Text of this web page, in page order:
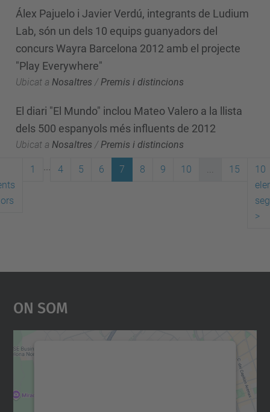
Álex Pajuelo i Javier Verdú, integrants de Ludium
Lab, són un dels 10 equips guanyadors del
concurs Wayra Barcelona 2012 amb el projecte
"Play Everywhere"
Ubicat a Nosaltres / Premis i distincions
El diari "El Mundo" inclou Mateo Valero a la llista
dels 500 espanyols més influents de 2012
Ubicat a Nosaltres /Premis i distincions
1 4 5 6 7 8 9 10 ... 15
10
>
On Som